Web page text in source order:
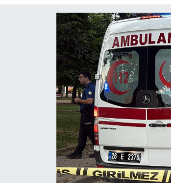
EĞİTİM
MAGAZİN
ESKİŞEHİRSPOR